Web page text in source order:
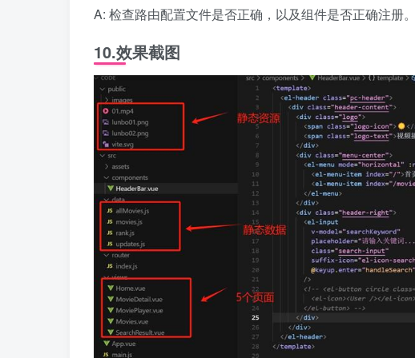
A: 检查路由配置文件是否正确，以及组件是否正确注册。
10.效果截图